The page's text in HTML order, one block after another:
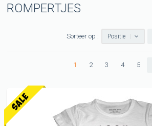
ROMPERTJES
Sorteer op : Positie
1 2 3 4 5